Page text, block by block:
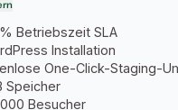
Betriebszeit SLA
Installation
One-Click-Staging-
Speicher
Besucher